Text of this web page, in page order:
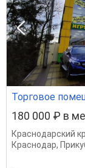
Торговое
180 000 ₽ в
Краснодарский
Краснодар,